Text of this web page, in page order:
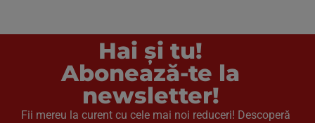
Hai și tu!
Abonează-te la
newsletter!
Fii mereu la curent cu cele mai noi reduceri! Descoperă